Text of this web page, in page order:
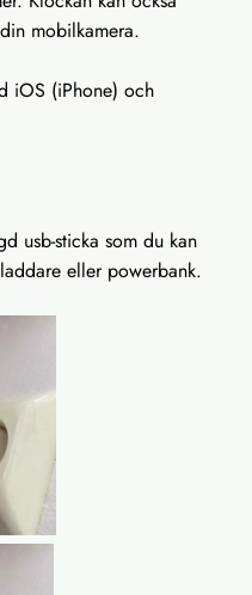
mobilkamera.
iOS (iPhone) och
usb-sticka som du kan
eller powerbank.